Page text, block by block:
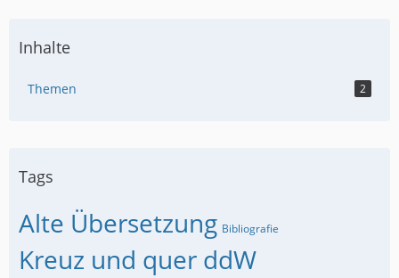
Inhalte
Themen 2
Tags
Alte Übersetzung Bibliografie
Kreuz und quer ddW